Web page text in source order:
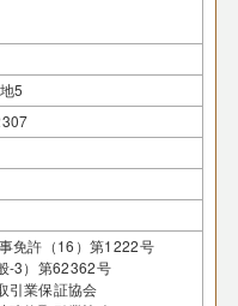
5
免許（16）第1222号
-3）第62362号
引業保証協会